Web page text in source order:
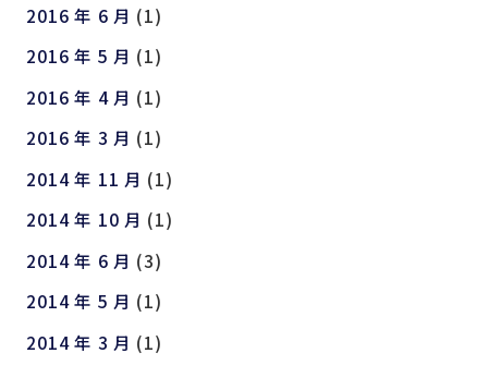
2016 年 6 月 (1)
2016 年 5 月 (1)
2016 年 4 月 (1)
2016 年 3 月 (1)
2014 年 11 月 (1)
2014 年 10 月 (1)
2014 年 6 月 (3)
2014 年 5 月 (1)
2014 年 3 月 (1)